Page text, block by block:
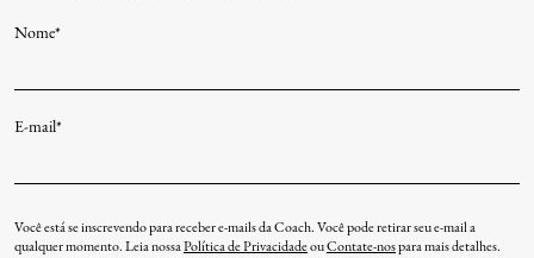
Nome*
E-mail*
Você está se inscrevendo para receber e-mails da Coach. Você pode retirar seu e-mail a
qualquer momento. Leia nossaPolítica de PrivacidadeouContate-nospara mais detalhes.